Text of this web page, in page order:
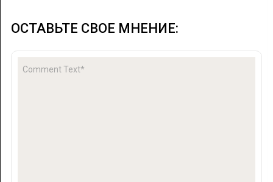
ОСТАВЬТЕ СВОЕ МНЕНИЕ: